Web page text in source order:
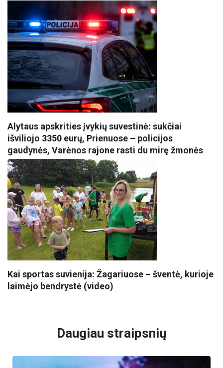
Alytaus apskrities įvykių suvestinė: sukčiai
išviliojo 3350 eurų, Prienuose – policijos
gaudynės, Varėnos rajone rasti du mirę žmonės
Kai sportas suvienija: Žagariuose – šventė, kurioje
laimėjo bendrystė (video)
Daugiau straipsnių